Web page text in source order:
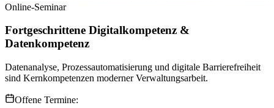
Online-Seminar
Fortgeschrittene Digitalkompetenz &
Datenkompetenz
Datenanalyse, Prozessautomatisierung und digitale Barrierefreiheit
sind Kernkompetenzen moderner Verwaltungsarbeit.
Offene Termine: